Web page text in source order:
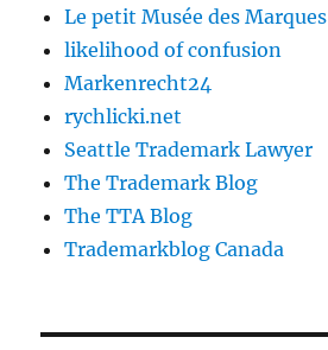
Le petit Musée des Marques
likelihood of confusion
Markenrecht24
rychlicki.net
Seattle Trademark Lawyer
The Trademark Blog
The TTA Blog
Trademarkblog Canada